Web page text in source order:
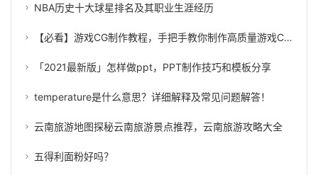
NBA历史十大球星排名及其职业生涯经历
【必看】游戏CG制作教程，手把手教你制作高质量游戏CG！
「2021最新版」怎样做ppt，PPT制作技巧和模板分享
temperature是什么意思？详细解释及常见问题解答！
云南旅游地图探秘云南旅游景点推荐，云南旅游攻略大全
五得利面粉好吗？